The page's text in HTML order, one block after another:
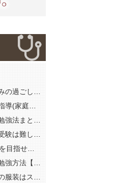
医学部受験生の夏休みの過ごし方【効率的な学習計画の立て方について】
医学部受験には個別指導(家庭教師)がおすすめ？学習方法別のメリット・デメリット
医学部受験の時期別勉強法まとめ【必要勉強時間の目安はどれくらい？】
公立高校から医学部受験は難しい？おすすめの勉強方法まとめ
偏差値50でも医学部を目指せる？合格に向けてのおすすめ受験勉強とは
医学部受験の物理の勉強方法【特徴や物理選択のメリット・デメリット】
医学部受験の面接時の服装はスーツ？身だしなみや言葉遣いについても解説